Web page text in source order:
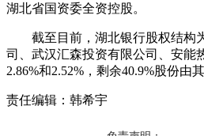
湖北省国资委全资控股。
截至目前，湖北银行股权结构为
司、武汉汇森投资有限公司、安能
2.86%和2.52%，剩余40.9%股份由
责任编辑：韩希宇